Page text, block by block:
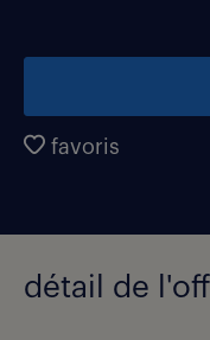
favoris
détail de